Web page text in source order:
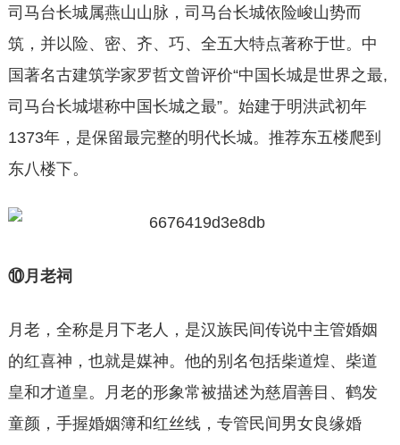
司马台长城属燕山山脉，司马台长城依险峻山势而
筑，并以险、密、齐、巧、全五大特点著称于世。中
国著名古建筑学家罗哲文曾评价“中国长城是世界之最,
司马台长城堪称中国长城之最”。始建于明洪武初年
1373年，是保留最完整的明代长城。推荐东五楼爬到
东八楼下。
⑩月老祠
月老，全称是月下老人，是汉族民间传说中主管婚姻
的红喜神，也就是媒神。他的别名包括柴道煌、柴道
皇和才道皇。月老的形象常被描述为慈眉善目、鹤发
童颜，手握婚姻簿和红丝线，专管民间男女良缘婚